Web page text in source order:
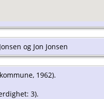
og Jon Jonsen
1962).
3).